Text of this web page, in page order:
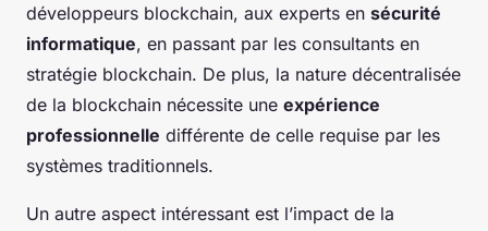
développeurs blockchain, aux experts en sécurité
informatique, en passant par les consultants en
stratégie blockchain. De plus, la nature décentralisée
de la blockchain nécessite une expérience
professionnelle différente de celle requise par les
systèmes traditionnels.
Un autre aspect intéressant est l’impact de la